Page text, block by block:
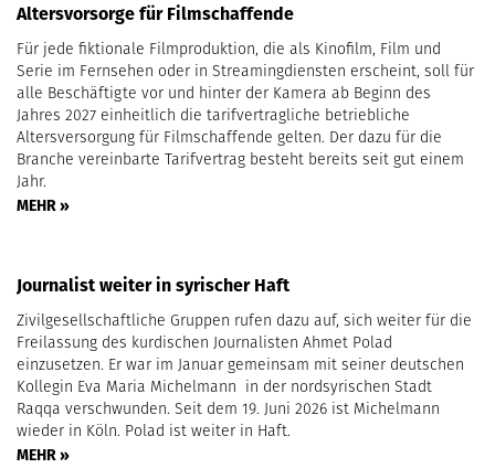
Altersvorsorge für Filmschaffende
Für jede fiktionale Filmproduktion, die als Kinofilm, Film und
Serie im Fernsehen oder in Streamingdiensten erscheint, soll für
alle Beschäftigte vor und hinter der Kamera ab Beginn des
Jahres 2027 einheitlich die tarifvertragliche betriebliche
Altersversorgung für Filmschaffende gelten. Der dazu für die
Branche vereinbarte Tarifvertrag besteht bereits seit gut einem
Jahr.
MEHR »
Journalist weiter in syrischer Haft
Zivilgesellschaftliche Gruppen rufen dazu auf, sich weiter für die
Freilassung des kurdischen Journalisten Ahmet Polad
einzusetzen. Er war im Januar gemeinsam mit seiner deutschen
Kollegin Eva Maria Michelmann in der nordsyrischen Stadt
Raqqa verschwunden. Seit dem 19. Juni 2026 ist Michelmann
wieder in Köln. Polad ist weiter in Haft.
MEHR »